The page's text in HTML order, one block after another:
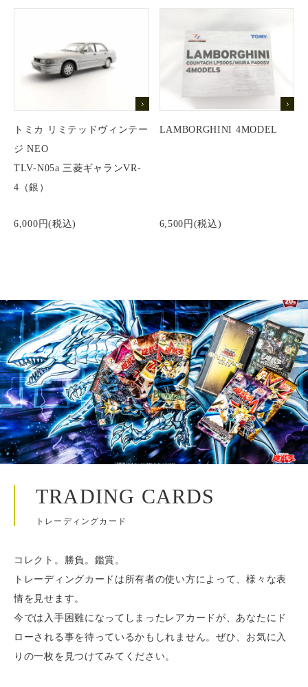
トミカ リミテッドヴィンテー
ジ NEO
TLV-N05a 三菱ギャランVR-
4（銀）
6,000円(税込)
LAMBORGHINI 4MODEL
6,500円(税込)
TRADING CARDS
トレーディングカード
コレクト。勝負。鑑賞。
トレーディングカードは所有者の使い方によって、様々な表
情を見せます。
今では入手困難になってしまったレアカードが、あなたにド
ローされる事を待っているかもしれません。ぜひ、お気に入
りの一枚を見つけてみてください。